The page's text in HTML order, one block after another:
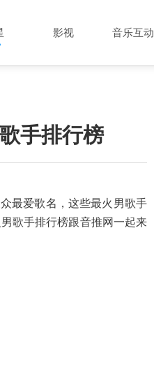
影视 音乐互动
手排行榜
最爱歌名，这些最火男歌手
歌手排行榜跟音推网一起来